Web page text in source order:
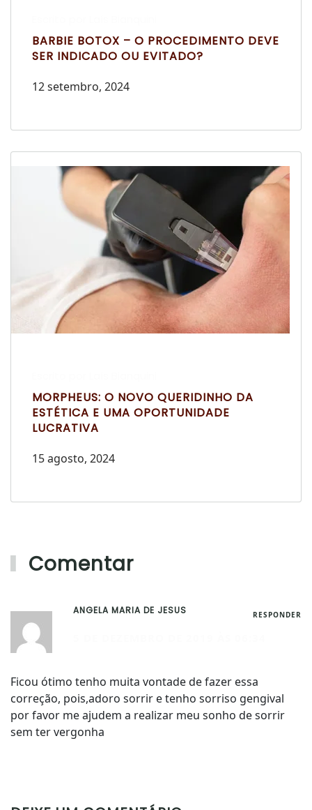
BARBIE BOTOX – O PROCEDIMENTO DEVE
SER INDICADO OU EVITADO?
12 setembro, 2024
MORPHEUS: O NOVO QUERIDINHO DA
ESTÉTICA E UMA OPORTUNIDADE
LUCRATIVA
15 agosto, 2024
Comentar
ANGELA MARIA DE JESUS RESPONDER
Ficou ótimo tenho muita vontade de fazer essa
correção, pois,adoro sorrir e tenho sorriso gengival
por favor me ajudem a realizar meu sonho de sorrir
sem ter vergonha